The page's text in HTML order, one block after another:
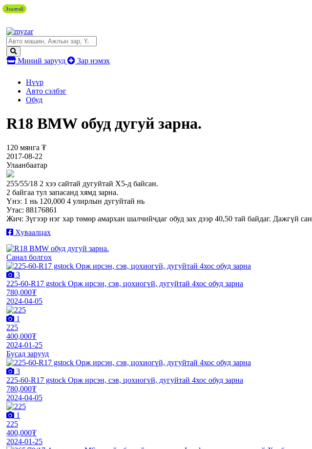
Миний зарууд Зар нэмэх
Нүүр
Авто сэлбэг
Обуд
R18 BMW обуд дугуй зарна.
120 мянга ₮
2017-08-22
Улаанбаатар
255/55/18 2 хээ сайтай дугуйтай Х5-д байсан.
2 байгаа тул запасанд хямд зарна.
Үнэ: 1 нь 120,000 4 улирлын дугуйтай нь
Утас: 88176861
Жич: Зүгээр нэг хар төмөр амархан шалчийчдаг обуд зах дээр 40,50 тай байдаг. Дажгүй
Хуваалцах
Санал болгох
3
225-60-R17 gstock Орж ирсэн, сэв, цохиогүй, дугуйтай 4хос обуд зарна
780,000₮
2024-04-05
1
225
400,000₮
2024-01-25
Бусад зарууд
3
225-60-R17 gstock Орж ирсэн, сэв, цохиогүй, дугуйтай 4хос обуд зарна
780,000₮
2024-04-05
1
225
400,000₮
2024-01-25
Зээлтэй
Зээлтэй